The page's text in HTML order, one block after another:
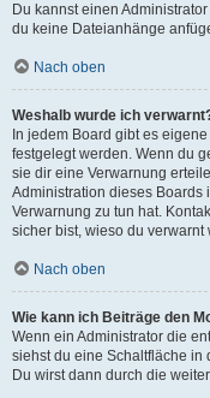
Du kannst einen
du keine Dateianhänge
Nach oben
Weshalb wurde ich
In jedem Board gibt es
festgelegt werden. Wenn du
sie dir eine Verwarnung
Administration dieses Boards
Verwarnung zu tun hat.
sicher bist, wieso du verwarnt
Nach oben
Wie kann ich Beiträge den
Wenn ein Administrator die
siehst du eine Schaltfläche in
Du wirst dann durch die